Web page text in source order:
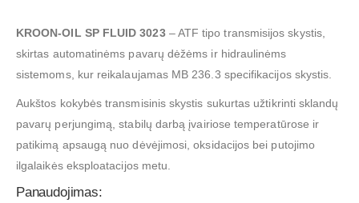
KROON-OIL SP FLUID 3023– ATF tipo transmisijos skystis,
skirtas automatinėms pavarų dėžėms ir hidraulinėms
sistemoms, kur reikalaujamas MB 236.3 specifikacijos skystis.
Aukštos kokybės transmisinis skystis sukurtas užtikrinti sklandų
pavarų perjungimą, stabilų darbą įvairiose temperatūrose ir
patikimą apsaugą nuo dėvėjimosi, oksidacijos bei putojimo
ilgalaikės eksploatacijos metu.
Panaudojimas: